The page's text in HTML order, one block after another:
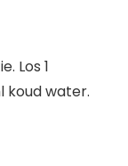
Los 1
koud water.